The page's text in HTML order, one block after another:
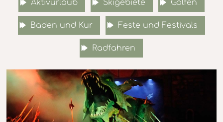
Aktivurlaub Skigebiete Golfen
Baden und Kur Feste und Festivals
Radfahren